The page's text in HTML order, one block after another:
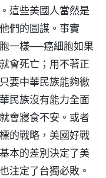
這些美國人當然是
們的圖謀。事實
一樣──癌細胞如果
會死亡；用不著正
要中華民族能夠徹
民族沒有能力全面
會寢食不安。或者
的戰略，美國好戰
本的差別決定了美
注定了台獨必敗。